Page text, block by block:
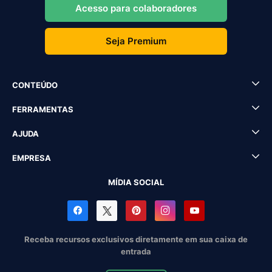
Acesso para colaboradores
Seja Premium
CONTEÚDO
FERRAMENTAS
AJUDA
EMPRESA
MÍDIA SOCIAL
Receba recursos exclusivos diretamente em sua caixa de
entrada